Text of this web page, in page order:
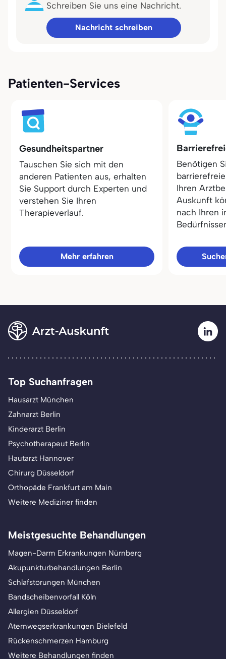
Schreiben Sie uns eine Nachricht.
Nachricht schreiben
Patienten-Services
Gesundheitspartner
Tauschen Sie sich mit den
anderen Patienten aus, erhalten
Sie Support durch Experten und
verstehen Sie Ihren
Therapieverlauf.
Mehr erfahren
Benötigen
Ihren
Auskunft
nach Ihren
Top Suchanfragen
Hausarzt München
Zahnarzt Berlin
Kinderarzt Berlin
Psychotherapeut Berlin
Hautarzt Hannover
Chirurg Düsseldorf
Orthopäde Frankfurt am Main
Weitere Mediziner finden
Meistgesuchte Behandlungen
Magen-Darm Erkrankungen Nürnberg
Akupunkturbehandlungen Berlin
Schlafstörungen München
Bandscheibenvorfall Köln
Allergien Düsseldorf
Atemwegserkrankungen Bielefeld
Rückenschmerzen Hamburg
Weitere Behandlungen finden